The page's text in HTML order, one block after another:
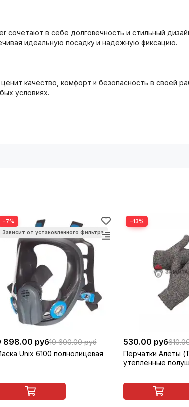
сочетают в себе долговечность и стильный
идеальную посадку и надежную фиксацию.
качество, комфорт и безопасность в своей
условиях.
−7%
898.00 руб10 600.00 руб
Unix 6100 полнолицевая
−13%
530.00 руб
Перчатки Алеты
утепленные